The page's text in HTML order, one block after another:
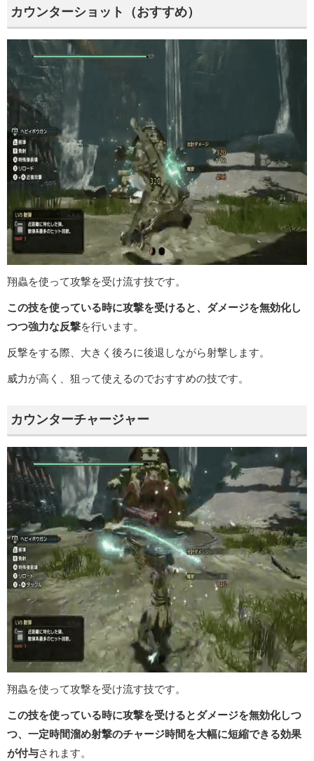
カウンターショット（おすすめ）
翔蟲を使って攻撃を受け流す技です。
この技を使っている時に攻撃を受けると、ダメージを無効化し
つつ強力な反撃を行います。
反撃をする際、大きく後ろに後退しながら射撃します。
威力が高く、狙って使えるのでおすすめの技です。
カウンターチャージャー
翔蟲を使って攻撃を受け流す技です。
この技を使っている時に攻撃を受けるとダメージを無効化しつ
つ、一定時間溜め射撃のチャージ時間を大幅に短縮できる効果
が付与されます。